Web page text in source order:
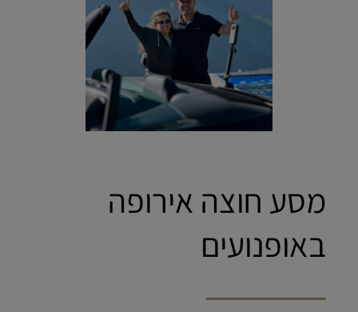
מסע חוצה אירופה
באופנועים